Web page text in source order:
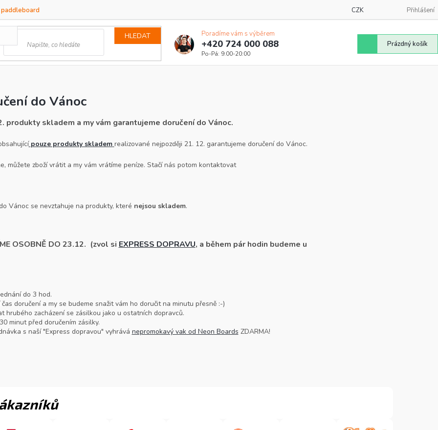
paddleboard CZK Přihlášení
HLEDAT Poradíme vám s výběrem
+420 724 000 088
Nákupní
košík
Prázdný košík
do Vánoc
produkty skladem a my vám garantujeme doručení do Vánoc.
pouze produkty skladem realizované nejpozději 21. 12. garantujeme doručení do Vánoc.
můžete zboží vrátit a my vám vrátíme peníze. Stačí nás potom kontaktovat
Vánoc se nevztahuje na produkty, které nejsou skladem.
OSOBNĚ DO 23.12. (zvol siEXPRESS DOPRAVU, a během pár hodin budeme u
do 3 hod.
doručení a my se budeme snažit vám ho doručit na minutu přesně :-)
hrubého zacházení se zásilkou jako u ostatních dopravců.
minut před doručením zásilky.
s naší "Express dopravou" vyhrává nepromokavý vak od Neon Boards ZDARMA!